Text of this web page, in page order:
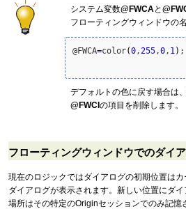
システム変数@FWCAと
フローティングウィンドウの
@FWCA=color(0 , 255 ,0 , 1 ) ;
デフォルトの色に戻す場合は、
@FWCIの項目を削除します。
フローティングウィンドウでのダイ
現在のロジックではダイアログの初期位置は
ダイアログが表示されます。新しい位置にダ
場所はその特定のOriginセッションでのみ記憶